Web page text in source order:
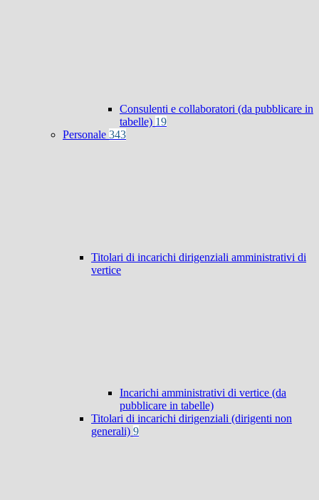
Consulenti e collaboratori (da pubblicare in
tabelle) 19
Personale 343
Titolari di incarichi dirigenziali amministrativi di
vertice
Incarichi amministrativi di vertice (da
pubblicare in tabelle)
Titolari di incarichi dirigenziali (dirigenti non
generali) 9